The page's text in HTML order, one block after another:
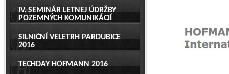
IV. SEMINÁR LETNEJ ÚDRŽBY
POZEMNÝCH KOMUNIKÁCIÍ
SILNIČNÍ VELETRH PARDUBICE
2016
TECHDAY HOFMANN 2016